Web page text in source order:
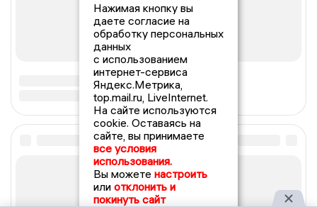
Нажимая кнопку вы
даете согласие на
обработку персональных
данных
с использованием
интернет-сервиса
Яндекс.Метрика,
top.mail.ru, LiveInternet.
На сайте используются
cookie. Оставаясь на
сайте, вы принимаете
все условия
использования.
Вы можете настроить
или отклонить и
покинуть сайт